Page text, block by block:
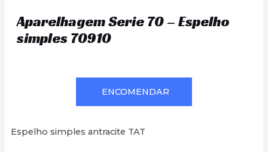
Aparelhagem Serie 70 – Espelho
simples 70910
ENCOMENDAR
Espelho simples antracite TAT